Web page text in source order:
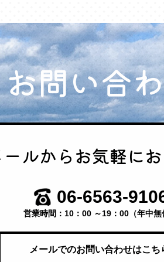
お問い合
ルからお気軽に
06-6563-
営業時間：10：00 ～19：00（年中無
メールでのお問い合わせはこち